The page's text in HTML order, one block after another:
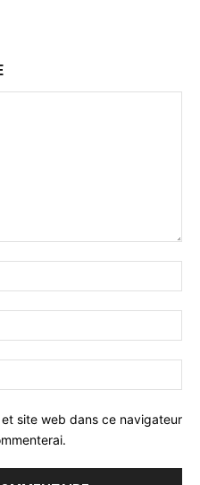
:*
:*
:
site web dans ce navigateur